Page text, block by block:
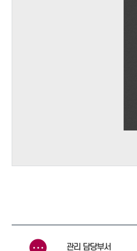
관리 담당부서